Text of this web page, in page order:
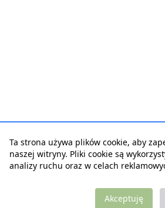
Ta strona używa plików cookie, aby
naszej witryny. Pliki cookie są
analizy ruchu oraz w celach
Akceptuję